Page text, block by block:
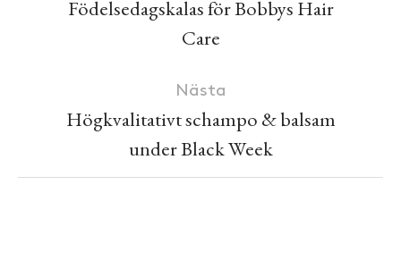
Födelsedagskalas för Bobbys Hair
Care
Nästa
Högkvalitativt schampo & balsam
under Black Week